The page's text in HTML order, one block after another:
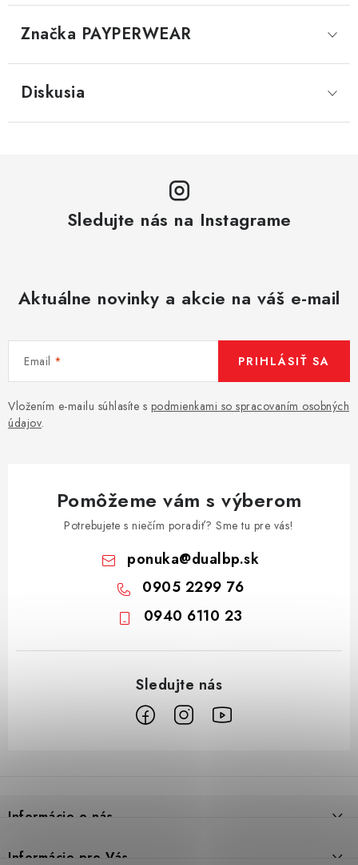
Značka PAYPERWEAR
Diskusia
Sledujte nás na Instagrame
Aktuálne novinky a akcie na váš e-mail
Email
Vložením e-mailu súhlasíte s podmienkami so spracovaním osobných
údajov.
PRIHLÁSIŤ SA
Pomôžeme vám s výberom
Potrebujete s niečím poradiť? Sme tu pre vás!
ponuka@dualbp.sk
0905 2299 76
0940 6110 23
pInformácie o nás
Prečo DUAL BP
Informácie pre Vás